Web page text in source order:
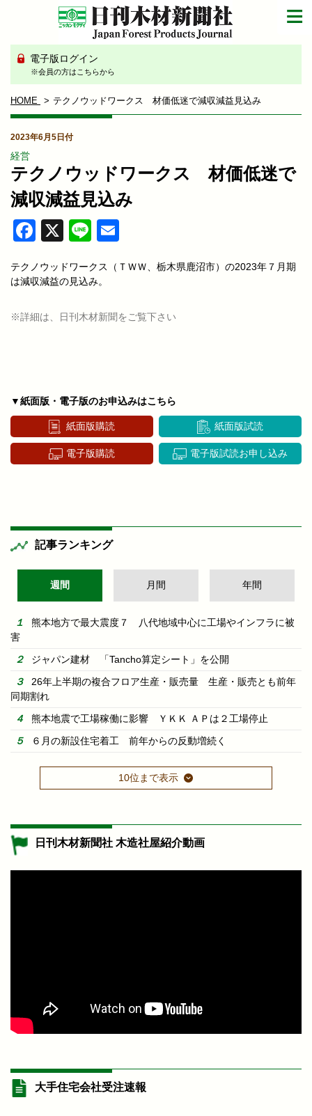
電子版ログイン
※会員の方はこちらから
HOME テクノウッドワークス 材価低迷で減収減益見込み
2023年6月5日付
経営
テクノウッドワークス 材価低迷で
減収減益見込み
Facebook
X Line
テクノウッドワークス（ＴＷＷ、栃木県鹿沼市）の2023年７月期
は減収減益の見込み。
※詳細は、日刊木材新聞をご覧下さい
▼紙面版・電子版のお申込みはこちら
紙面版購読 紙面版試読
電子版購読 電子版試読お申し込み
記事ランキング
週間 月間 年間
熊本地方で最大震度７ 八代地域中心に工場やインフラに被
害
ジャパン建材 「Tancho算定シート」を公開
26年上半期の複合フロア生産・販売量 生産・販売とも前年
同期割れ
熊本地震で工場稼働に影響 ＹＫＫ ＡＰは２工場停止
６月の新設住宅着工 前年からの反動増続く
10位まで表示
日刊木材新聞社 木造社屋紹介動画
大手住宅会社受注速報